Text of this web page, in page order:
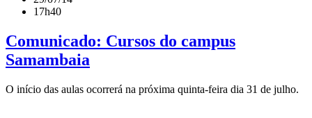
17h40
Comunicado: Cursos do campus
Samambaia
O início das aulas ocorrerá na próxima quinta-feira dia 31 de julho.